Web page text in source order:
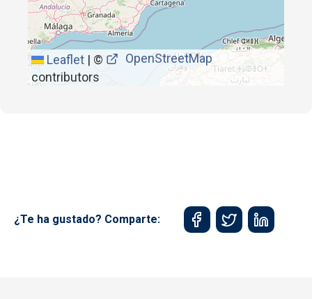
Leaflet | ©
OpenStreetMap
contributors
¿Te ha gustado? Comparte: